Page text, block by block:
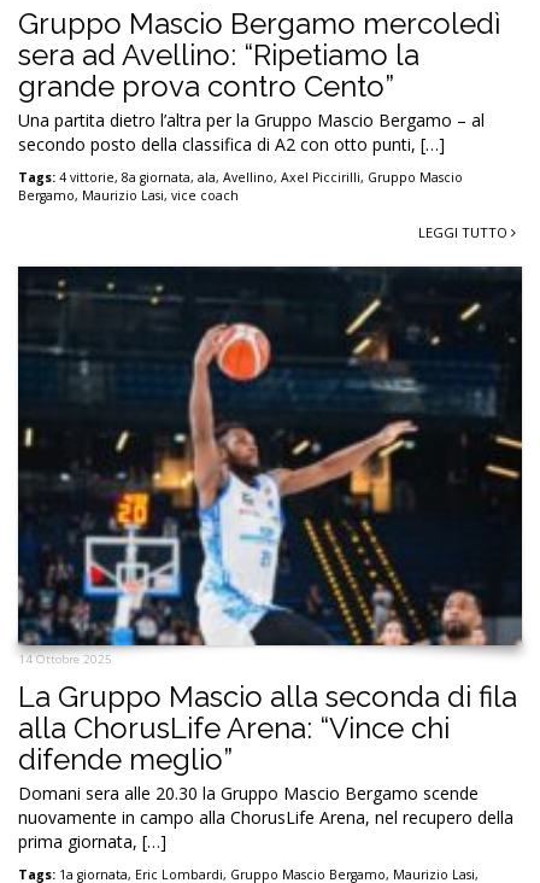
Gruppo Mascio Bergamo mercoledì
sera ad Avellino: “Ripetiamo la
grande prova contro Cento”
Una partita dietro l’altra per la Gruppo Mascio Bergamo – al
secondo posto della classifica di A2 con otto punti, […]
Tags: 4 vittorie, 8a giornata, ala, Avellino, Axel Piccirilli, Gruppo Mascio
Bergamo, Maurizio Lasi, vice coach
LEGGI TUTTO
14 Ottobre 2025
La Gruppo Mascio alla seconda di fila
alla ChorusLife Arena: “Vince chi
difende meglio”
Domani sera alle 20.30 la Gruppo Mascio Bergamo scende
nuovamente in campo alla ChorusLife Arena, nel recupero della
prima giornata, […]
Tags: 1a giornata, Eric Lombardi, Gruppo Mascio Bergamo, Maurizio Lasi,